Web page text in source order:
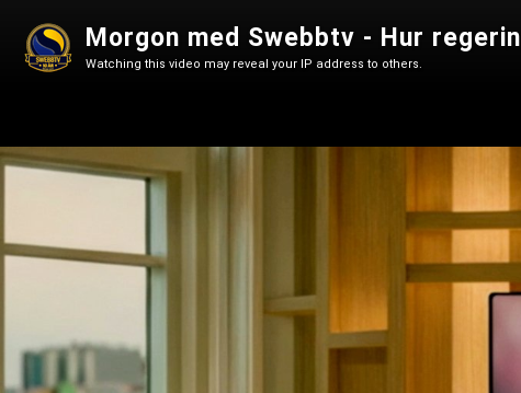
Morgon med Swebbtv - Hur
Watching this video may reveal your IP address to others.